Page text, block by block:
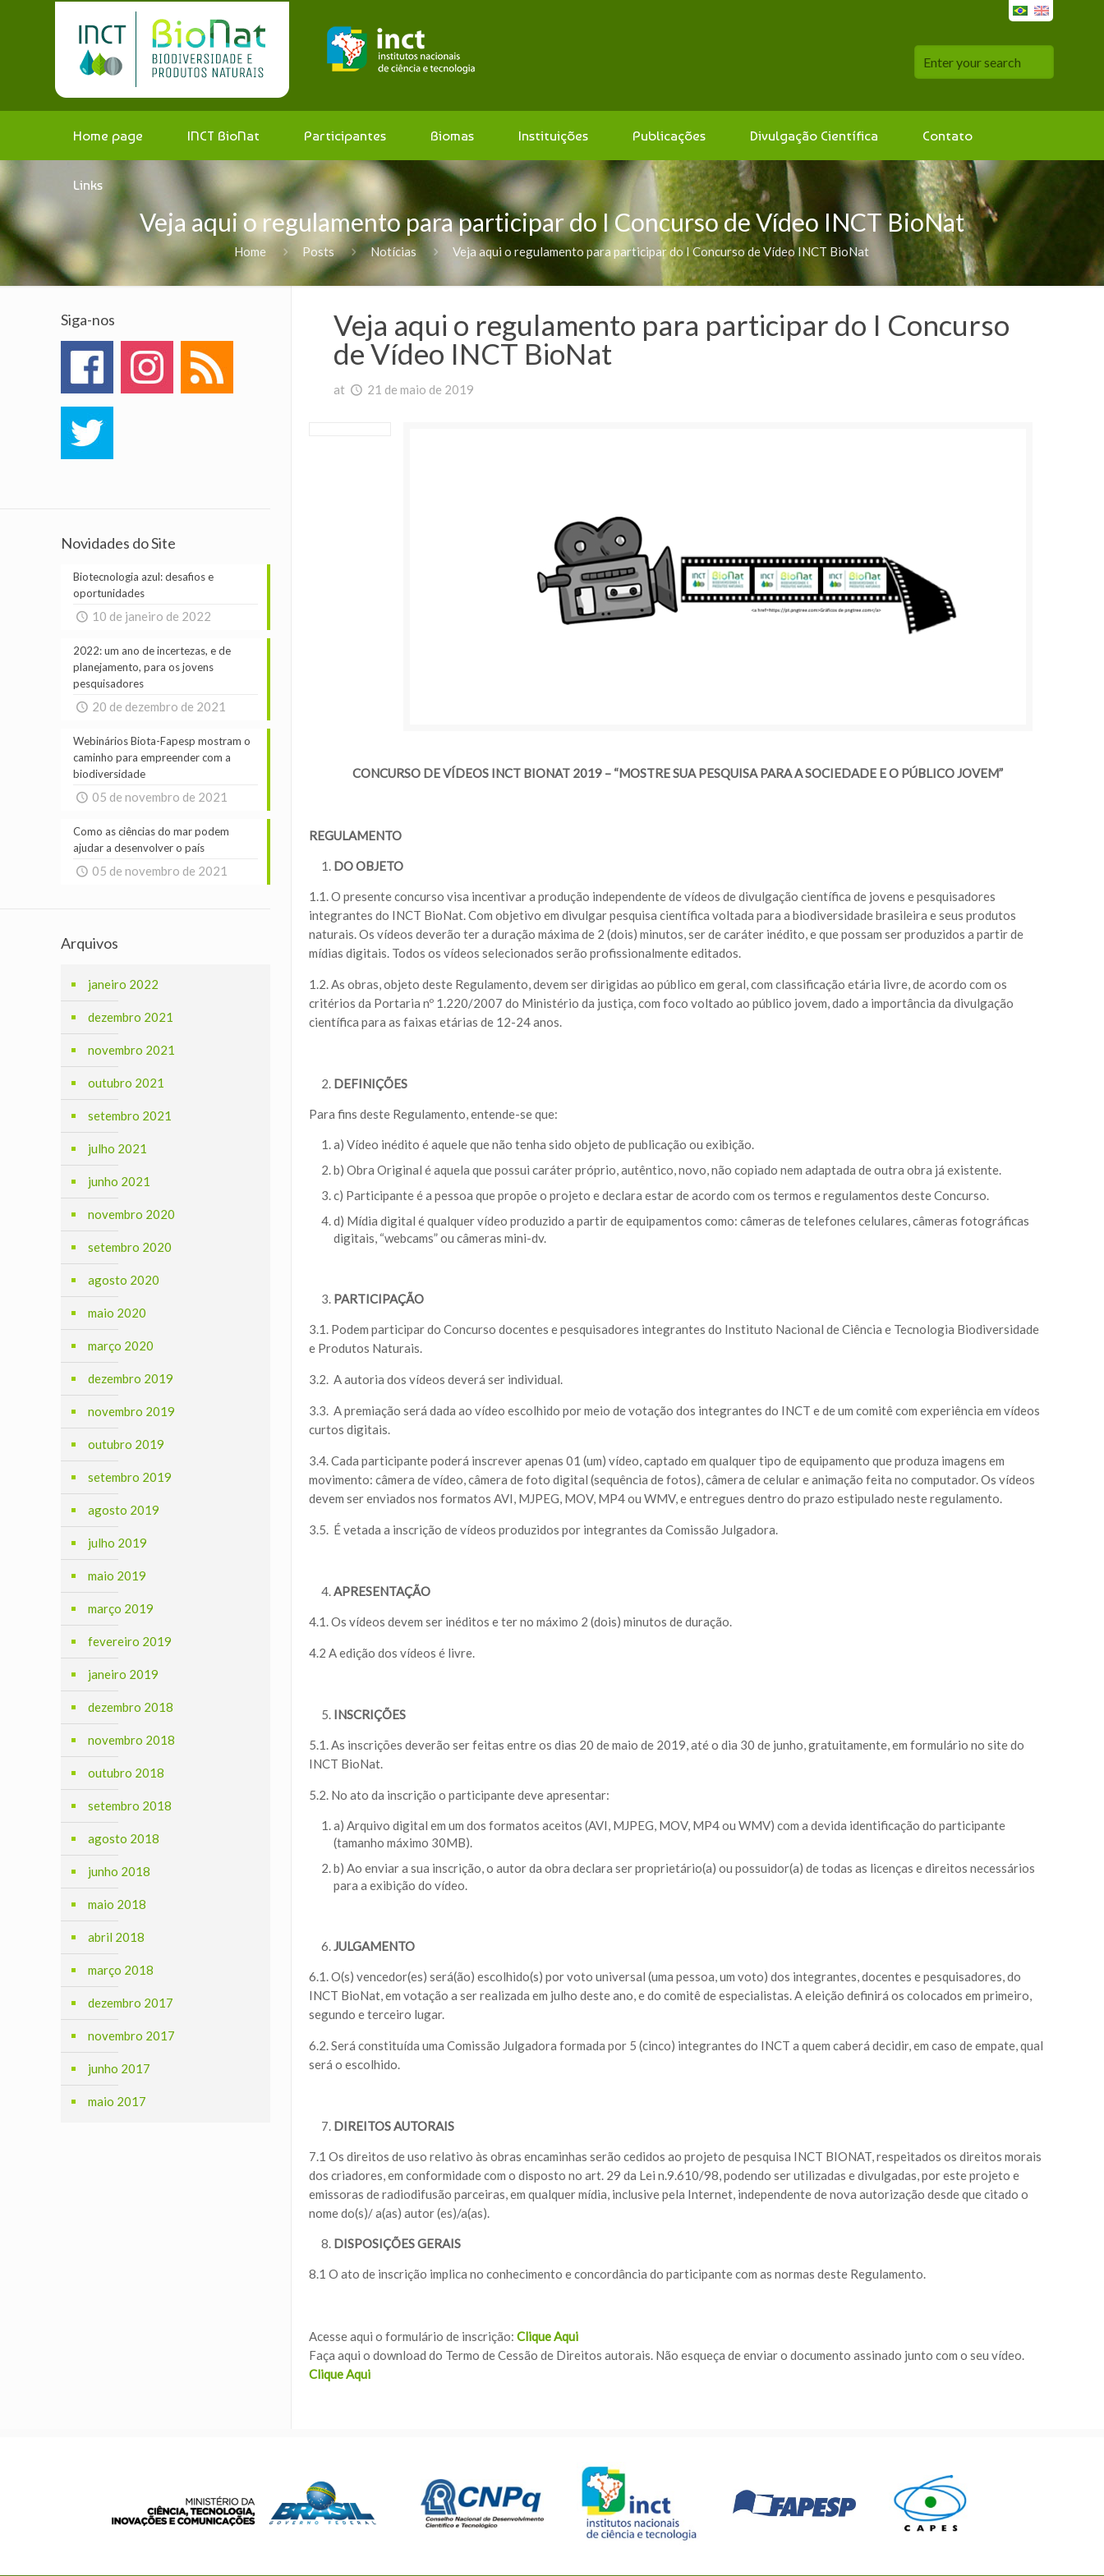
Home page INCT BioNat Participantes Biomas Instituições Publicações Divulgação Científica Contato
Links
Veja aqui o regulamento para participar do I Concurso de Vídeo INCT BioNat
Home Posts Notícias Veja aqui o regulamento para participar do I Concurso de Vídeo INCT BioNat
Veja aqui o regulamento para participar do I Concurso
de Vídeo INCT BioNat
at 21 de maio de 2019
CONCURSO DE VÍDEOS INCT BIONAT 2019 – “MOSTRE SUA PESQUISA PARA A SOCIEDADE E O PÚBLICO JOVEM”
REGULAMENTO
DO OBJETO
1.1. O presente concurso visa incentivar a produção independente de vídeos de divulgação científica de jovens e pesquisadores
integrantes do INCT BioNat. Com objetivo em divulgar pesquisa científica voltada para a biodiversidade brasileira e seus produtos
naturais. Os vídeos deverão ter a duração máxima de 2 (dois) minutos, ser de caráter inédito, e que possam ser produzidos a partir de
mídias digitais. Todos os vídeos selecionados serão profissionalmente editados.
1.2. As obras, objeto deste Regulamento, devem ser dirigidas ao público em geral, com classificação etária livre, de acordo com os
critérios da Portaria nº 1.220/2007 do Ministério da justiça, com foco voltado ao público jovem, dado a importância da divulgação
científica para as faixas etárias de 12-24 anos.
DEFINIÇÕES
Para fins deste Regulamento, entende-se que:
a) Vídeo inédito é aquele que não tenha sido objeto de publicação ou exibição.
b) Obra Original é aquela que possui caráter próprio, autêntico, novo, não copiado nem adaptada de outra obra já existente.
c) Participante é a pessoa que propõe o projeto e declara estar de acordo com os termos e regulamentos deste Concurso.
d) Mídia digital é qualquer vídeo produzido a partir de equipamentos como: câmeras de telefones celulares, câmeras fotográficas
digitais, “webcams” ou câmeras mini-dv.
PARTICIPAÇÃO
3.1. Podem participar do Concurso docentes e pesquisadores integrantes do Instituto Nacional de Ciência e Tecnologia Biodiversidade
e Produtos Naturais.
3.2. A autoria dos vídeos deverá ser individual.
3.3. A premiação será dada ao vídeo escolhido por meio de votação dos integrantes do INCT e de um comitê com experiência em vídeos
curtos digitais.
3.4. Cada participante poderá inscrever apenas 01 (um) vídeo, captado em qualquer tipo de equipamento que produza imagens em
movimento: câmera de vídeo, câmera de foto digital (sequência de fotos), câmera de celular e animação feita no computador. Os vídeos
devem ser enviados nos formatos AVI, MJPEG, MOV, MP4 ou WMV, e entregues dentro do prazo estipulado neste regulamento.
3.5. É vetada a inscrição de vídeos produzidos por integrantes da Comissão Julgadora.
APRESENTAÇÃO
4.1. Os vídeos devem ser inéditos e ter no máximo 2 (dois) minutos de duração.
4.2 A edição dos vídeos é livre.
INSCRIÇÕES
5.1. As inscrições deverão ser feitas entre os dias 20 de maio de 2019, até o dia 30 de junho, gratuitamente, em formulário no site do
INCT BioNat.
5.2. No ato da inscrição o participante deve apresentar:
a) Arquivo digital em um dos formatos aceitos (AVI, MJPEG, MOV, MP4 ou WMV) com a devida identificação do participante
(tamanho máximo 30MB).
b) Ao enviar a sua inscrição, o autor da obra declara ser proprietário(a) ou possuidor(a) de todas as licenças e direitos necessários
para a exibição do vídeo.
JULGAMENTO
6.1. O(s) vencedor(es) será(ão) escolhido(s) por voto universal (uma pessoa, um voto) dos integrantes, docentes e pesquisadores, do
INCT BioNat, em votação a ser realizada em julho deste ano, e do comitê de especialistas. A eleição definirá os colocados em primeiro,
segundo e terceiro lugar.
6.2. Será constituída uma Comissão Julgadora formada por 5 (cinco) integrantes do INCT a quem caberá decidir, em caso de empate, qual
será o escolhido.
DIREITOS AUTORAIS
7.1 Os direitos de uso relativo às obras encaminhas serão cedidos ao projeto de pesquisa INCT BIONAT, respeitados os direitos morais
dos criadores, em conformidade com o disposto no art. 29 da Lei n.9.610/98, podendo ser utilizadas e divulgadas, por este projeto e
emissoras de radiodifusão parceiras, em qualquer mídia, inclusive pela Internet, independente de nova autorização desde que citado o
nome do(s)/ a(as) autor (es)/a(as).
DISPOSIÇÕES GERAIS
8.1 O ato de inscrição implica no conhecimento e concordância do participante com as normas deste Regulamento.
Acesse aqui o formulário de inscrição:Clique Aqui
Faça aqui o download do Termo de Cessão de Direitos autorais. Não esqueça de enviar o documento assinado junto com o seu vídeo.
Clique Aqui
Siga-nos
Novidades do Site
Biotecnologia azul: desafios e
oportunidades
10 de janeiro de 2022
2022: um ano de incertezas, e de
planejamento, para os jovens
pesquisadores
20 de dezembro de 2021
Webinários Biota-Fapesp mostram o
caminho para empreender com a
biodiversidade
05 de novembro de 2021
Como as ciências do mar podem
ajudar a desenvolver o país
05 de novembro de 2021
Arquivos
janeiro 2022
dezembro 2021
novembro 2021
outubro 2021
setembro 2021
julho 2021
junho 2021
novembro 2020
setembro 2020
agosto 2020
maio 2020
março 2020
dezembro 2019
novembro 2019
outubro 2019
setembro 2019
agosto 2019
julho 2019
maio 2019
março 2019
fevereiro 2019
janeiro 2019
dezembro 2018
novembro 2018
outubro 2018
setembro 2018
agosto 2018
junho 2018
maio 2018
abril 2018
março 2018
dezembro 2017
novembro 2017
junho 2017
maio 2017